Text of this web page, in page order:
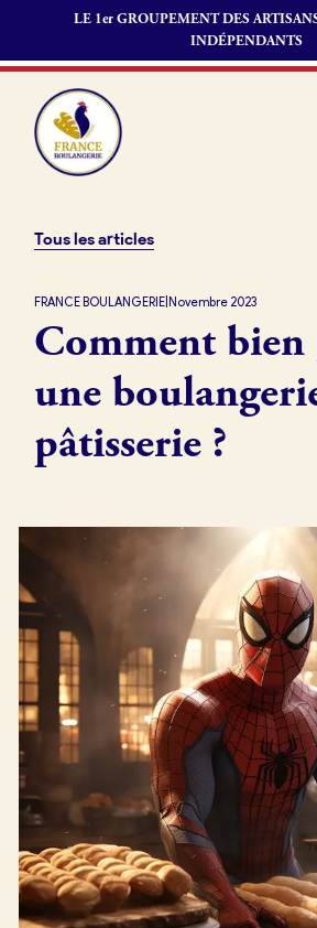
LE 1er GROUPEMENT DES
INDÉPENDANTS
Je suis
Je découvre
France
Boulangerie
Pourquoi
boulangerie
Offres
d’emploi
Fonds de
Je crée mon compte
Tous les articles
FRANCE BOULANGERIE Novembre 2023
Comment bien
une
pâtisserie ?